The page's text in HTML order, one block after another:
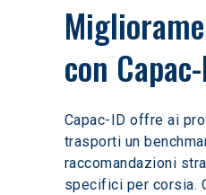
con
Capac-ID offre ai
trasporti un
raccomandazioni
specifici per corsia.